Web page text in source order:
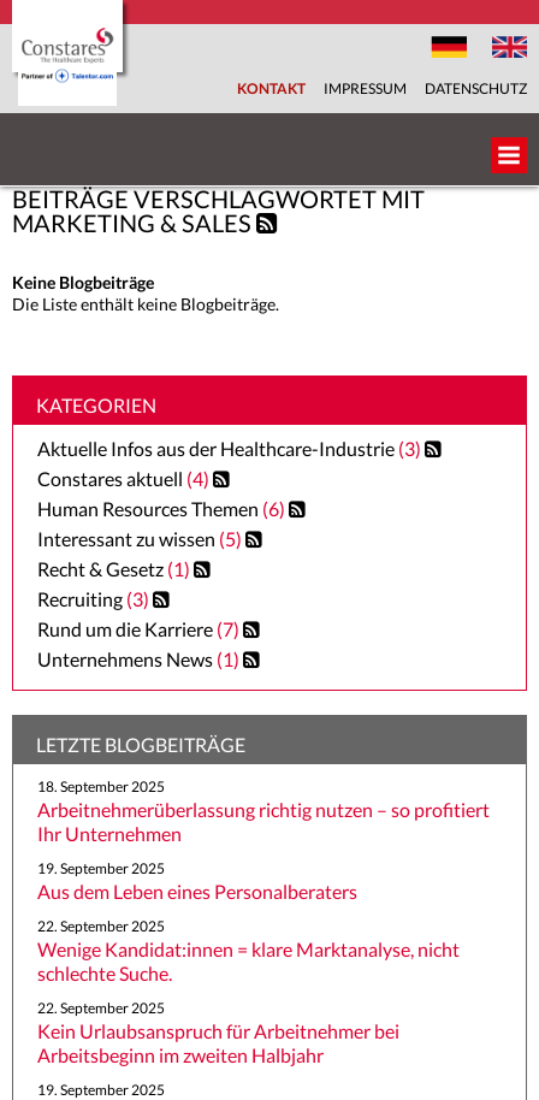
KONTAKT IMPRESSUM DATENSCHUTZ
ÜBER UNS
UNSER TEAM
FACHBEREICHE
SERVICES
KARRIEREPORTAL
REFERENZEN
BRANCHENINFOS
NEWS
BEITRÄGE VERSCHLAGWORTET MIT
MARKETING & SALES
Keine Blogbeiträge
Die Liste enthält keine Blogbeiträge.
KATEGORIEN
Aktuelle Infos aus der Healthcare-Industrie (3)
Constares aktuell (4)
Human Resources Themen (6)
Interessant zu wissen (5)
Recht & Gesetz (1)
Recruiting (3)
Rund um die Karriere (7)
Unternehmens News (1)
LETZTE BLOGBEITRÄGE
18. September 2025
Arbeitnehmerüberlassung richtig nutzen – so profitiert
Ihr Unternehmen
19. September 2025
Aus dem Leben eines Personalberaters
22. September 2025
Wenige Kandidat:innen = klare Marktanalyse, nicht
schlechte Suche.
22. September 2025
Kein Urlaubsanspruch für Arbeitnehmer bei
Arbeitsbeginn im zweiten Halbjahr
19. September 2025